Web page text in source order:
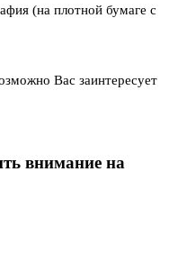
(на плотной бумаге с
Вас заинтересует
внимание на